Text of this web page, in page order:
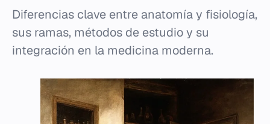
Diferencias clave entre anatomía y fisiología,
sus ramas, métodos de estudio y su
integración en la medicina moderna.